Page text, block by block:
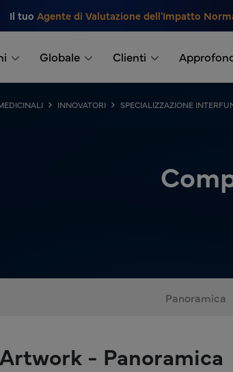
Il tuo Agente di Valutazione dell'Impatto
Globale Clienti
INNOVATORI SPECIALIZZAZIONE
Panoramica
- Panoramica